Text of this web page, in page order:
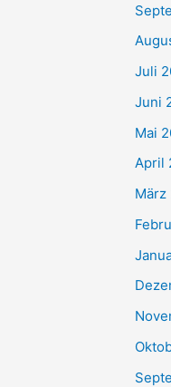
Juli
Juni
Mai
April
März